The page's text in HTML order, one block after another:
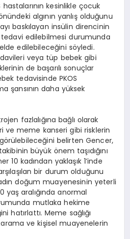
hastalarının kesinlikle çocuk
algının yanlış olduğunu
baskılayan insülin direncinin
edilebilmesi durumunda
edilebileceğini söyledi.
veya tüp bebek gibi
de başarılı sonuçlar
tedavisinde PKOS
şansının daha yüksek
fazlalığına bağlı olarak
ve meme kanseri gibi risklerin
belirten Gencer,
büyük önem taşıdığını
10 kadından yaklaşık 1’inde
bir durum olduğunu
doğum muayenesinin yeterli
aralığında anormal
mutlaka hekime
hatırlattı. Meme sağlığı
ve kişisel muayenelerin